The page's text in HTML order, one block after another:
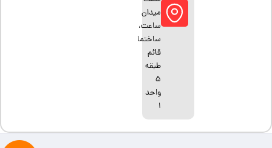
میدان
ساعت،
ساختما
قائم
طبقه
5
واحد
1